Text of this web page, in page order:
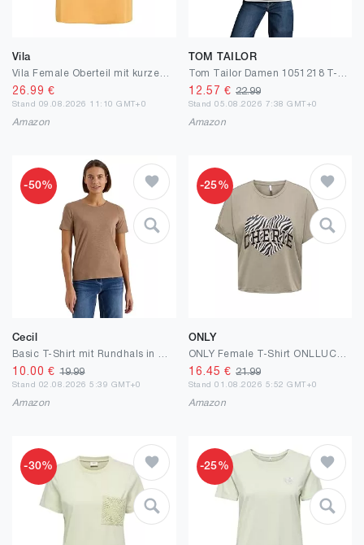
Vila
26.99 €
Stand 09.08.2026 11:10 GMT+0
Amazon
TOM TAILOR
12.57 € 22.99
Stand 05.08.2026 7:38 GMT+0
Amazon
-50%
Cecil
10.00 €19.99
Stand 02.08.2026 5:39 GMT+0
Amazon
-25%
ONLY
ONLY Female T-Shirt ONLLUCY T-Shirt | T-shirt
16.45 € 21.99
Stand 01.08.2026 5:52 GMT+0
Amazon
-30% -25%